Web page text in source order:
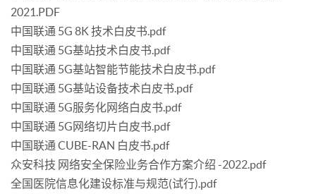
2021.PDF
中国联通 5G 8K 技术白皮书.pdf
中国联通 5G基站技术白皮书.pdf
中国联通 5G基站智能节能技术白皮书.pdf
中国联通 5G基站设备技术白皮书.pdf
中国联通 5G服务化网络白皮书.pdf
中国联通 5G网络切片白皮书.pdf
中国联通 CUBE-RAN 白皮书.pdf
众安科技 网络安全保险业务合作方案介绍 -2022.pdf
全国医院信息化建设标准与规范(试行).pdf